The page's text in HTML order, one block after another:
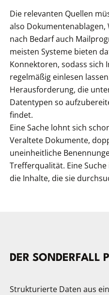
Die relevanten Quellen
also Dokumentenablagen,
nach Bedarf auch
meisten Systeme bieten
Konnektoren, sodass sich
regelmäßig einlesen
Herausforderung, die
Datentypen so
findet.
Eine Sache lohnt sich
Veraltete Dokumente,
uneinheitliche
Trefferqualität. Eine
die Inhalte, die sie
​DER SONDERFALL
Strukturierte Daten aus